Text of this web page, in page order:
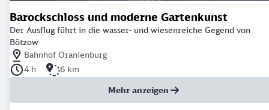
Barockschloss und moderne Gartenkunst
Der Ausflug führt in die wasser- und wiesenreiche Gegend von
Bötzow
Nächstgelegener Bahnhof: Bahnhof Oranienburg
Bahnhof Oranienburg
Dauer der Tour: 4 Stunden
4 h Länge der Tour: 6 Kilometer
6 km
Mehr anzeigen